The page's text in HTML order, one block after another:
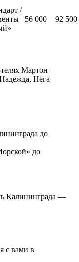
/
56 000 92 500
Мартон
Нега
до
до
Калининграда —
с вами в